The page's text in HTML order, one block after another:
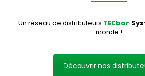
Un réseau de distributeurs TECban
monde !
Découvrir nos